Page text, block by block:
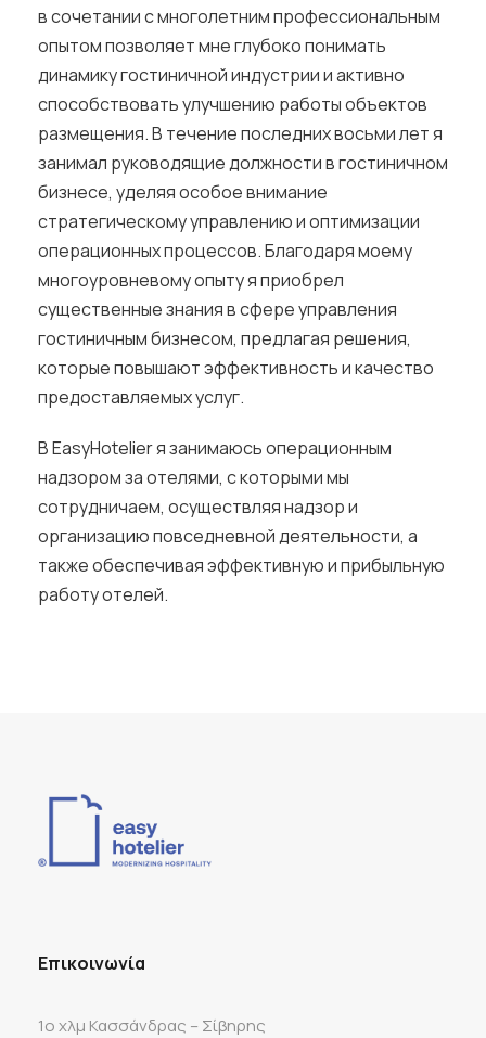
в сочетании с многолетним профессиональным
опытом позволяет мне глубоко понимать
динамику гостиничной индустрии и активно
способствовать улучшению работы объектов
размещения. В течение последних восьми лет я
занимал руководящие должности в гостиничном
бизнесе, уделяя особое внимание
стратегическому управлению и оптимизации
операционных процессов. Благодаря моему
многоуровневому опыту я приобрел
существенные знания в сфере управления
гостиничным бизнесом, предлагая решения,
которые повышают эффективность и качество
предоставляемых услуг.
В EasyHotelier я занимаюсь операционным
надзором за отелями, с которыми мы
сотрудничаем, осуществляя надзор и
организацию повседневной деятельности, а
также обеспечивая эффективную и прибыльную
работу отелей.
Επικοινωνία
1ο χλμ Κασσάνδρας – Σίβηρης